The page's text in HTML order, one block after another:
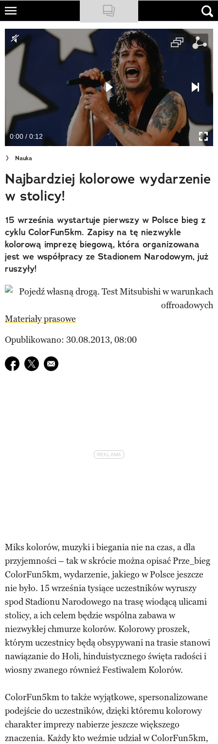
Skip
main
content
NATIONAL GEOGRAPHIC
TRAVELER
PODCASTY
Newsletter
Cuda Polski
Wielki Konkurs Fotograficzny
Trendbook Podróżniczy
Polecane
0:00 / 0:12
Nauka
Najbardziej kolorowe wydarzenie
w stolicy!
15 września wystartuje pierwszy w Polsce bieg z
cyklu ColorFun5km. Zapisy na tę niezwykle
kolorową imprezę biegową, która organizowana
jest we współpracy ze Stadionem Narodowym, już
ruszyły!
Materiały prasowe
Opublikowano: 30.08.2013, 08:00
Udostępnij na facebook
Udostępnij na twitter
E-mail do przyjaciela
Miks kolorów, muzyki i biegania nie na czas, a dla
przyjemności – tak w skrócie można opisać Prze_bieg
ColorFun5km, wydarzenie, jakiego w Polsce jeszcze
nie było. 15 września tysiące uczestników wyruszy
spod Stadionu Narodowego na trasę wiodącą ulicami
stolicy, a ich celem będzie wspólna zabawa w
niezwykłej chmurze kolorów. Kolorowy proszek,
którym uczestnicy będą obsypywani na trasie stanowi
nawiązanie do Holi, hinduistycznego święta radości i
wiosny zwanego również Festiwalem Kolorów.
ColorFun5km to także wyjątkowe, spersonalizowane
podejście do uczestników, dzięki któremu kolorowy
charakter imprezy nabierze jeszcze większego
znaczenia. Każdy kto weźmie udział w ColorFun5km,